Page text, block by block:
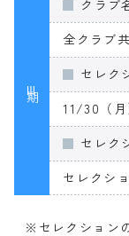
Ⅲ期
クラブ
全クラブ
セレク
11/30（月
セレク
セレクシ
※セレクション